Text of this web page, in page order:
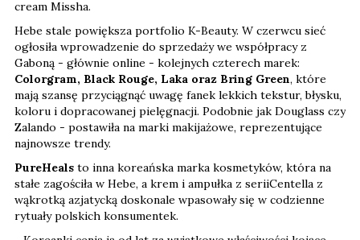
cream Missha.
Hebe stale powiększa portfolio K-Beauty. W czerwcu sieć
ogłosiła wprowadzenie do sprzedaży we współpracy z
Gaboną - głównie online - kolejnych czterech marek:
Colorgram, Black Rouge, Laka oraz Bring Green, które
mają szansę przyciągnąć uwagę fanek lekkich tekstur, błysku,
koloru i dopracowanej pielęgnacji. Podobnie jak Douglass czy
Zalando - postawiła na marki makijażowe, reprezentujące
najnowsze trendy.
PureHeals to inna koreańska marka kosmetyków, która na
stałe zagościła w Hebe, a krem i ampułka z seriiCentella z
wąkrotką azjatycką doskonale wpasowały się w codzienne
rytuały polskich konsumentek.